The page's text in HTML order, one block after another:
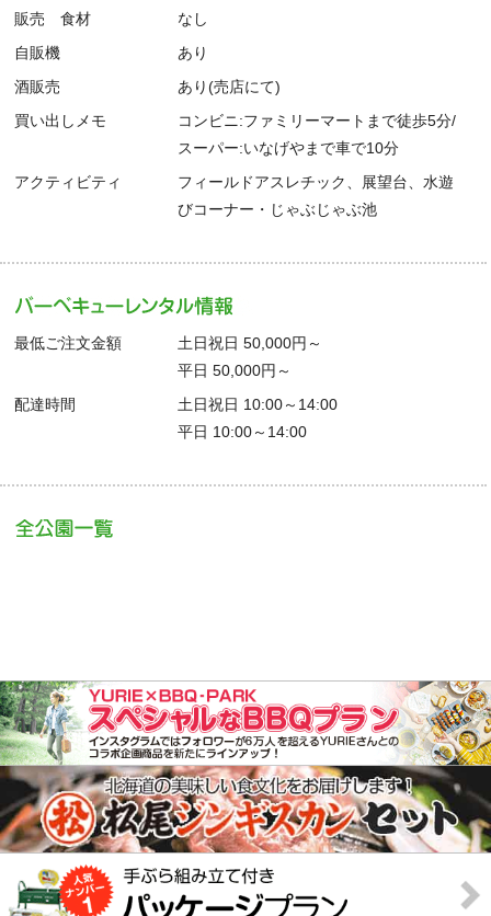
販売 食材
なし
自販機
あり
酒販売
あり(売店にて)
買い出しメモ
コンビニ:ファミリーマートまで徒歩5分/
スーパー:いなげやまで車で10分
アクティビティ
フィールドアスレチック、展望台、水遊
びコーナー・じゃぶじゃぶ池
最低ご注文金額
土日祝日 50,000円～
平日 50,000円～
配達時間
土日祝日 10:00～14:00
平日 10:00～14:00